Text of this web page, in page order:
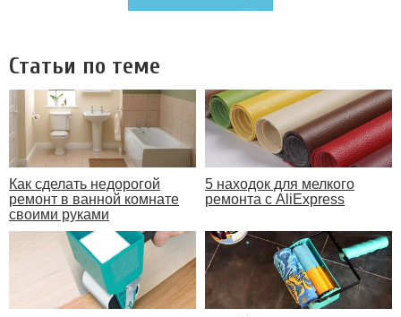
Статьи по теме
Как сделать недорогой
ремонт в ванной комнате
своими руками
5 находок для мелкого
ремонта с AliExpress